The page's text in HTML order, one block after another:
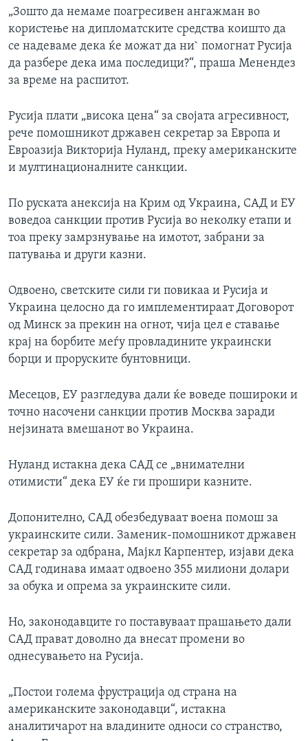
„Зошто да немаме поагресивен ангажман во
користење на дипломатските средства коишто да
се надеваме дека ќе можат да ни` помогнат Русија
да разбере дека има последици?“, праша Менендез
за време на распитот.
Русија плати „висока цена“ за својата агресивност,
рече помошникот државен секретар за Европа и
Евроазија Викторија Нуланд, преку американските
и мултинационалните санкции.
По руската анексија на Крим од Украина, САД и ЕУ
воведоа санкции против Русија во неколку етапи и
тоа преку замрзнување на имотот, забрани за
патувања и други казни.
Одвоено, светските сили ги повикаа и Русија и
Украина целосно да го имплементираат Договорот
од Минск за прекин на огнот, чија цел е ставање
крај на борбите меѓу провладините украински
борци и проруските бунтовници.
Месецов, ЕУ разгледува дали ќе воведе пошироки и
точно насочени санкции против Москва заради
нејзината вмешанот во Украина.
Нуланд истакна дека САД се „внимателни
отимисти“ дека ЕУ ќе ги прошири казните.
Допонително, САД обезбедуваат воена помош за
украинските сили. Заменик-помошникот државен
секретар за одбрана, Мајкл Карпентер, изјави дека
САД годинава имаат одвоено 355 милиони долари
за обука и опрема за украинските сили.
Но, законодавците го поставуваат прашањето дали
САД прават доволно да внесат промени во
однесувањето на Русија.
„Постои голема фрустрација од страна на
американските законодавци“, истакна
аналитичарот на владините односи со странство,